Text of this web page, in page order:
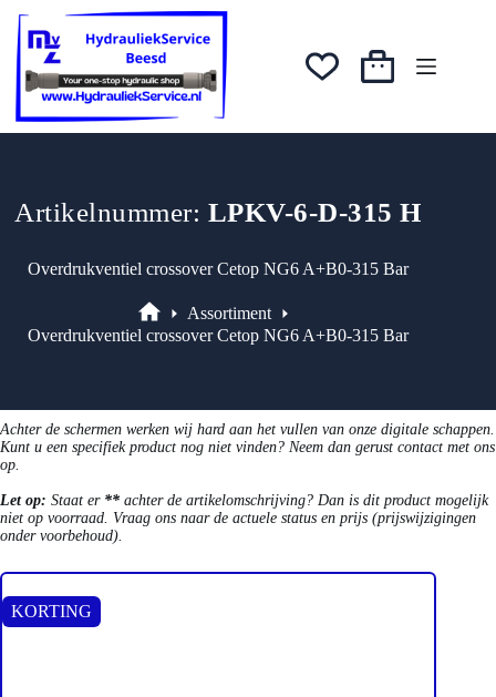
naar
inhoud
was:
€147,71.
€132,94.
Winkelwagen
Artikelnummer: LPKV-6-D-315 H
Overdrukventiel crossover Cetop NG6 A+B0-315 Bar
Assortiment
Assortiment
Overdrukventiel crossover Cetop NG6 A+B0-315 Bar
Achter de schermen werken wij hard aan het vullen van onze digitale schappen.
Kunt u een specifiek product nog niet vinden? Neem dan gerust contact met ons
op.
Let op: Staat er ** achter de artikelomschrijving? Dan is dit product mogelijk
niet op voorraad. Vraag ons naar de actuele status en prijs (prijswijzigingen
onder voorbehoud).
KORTING